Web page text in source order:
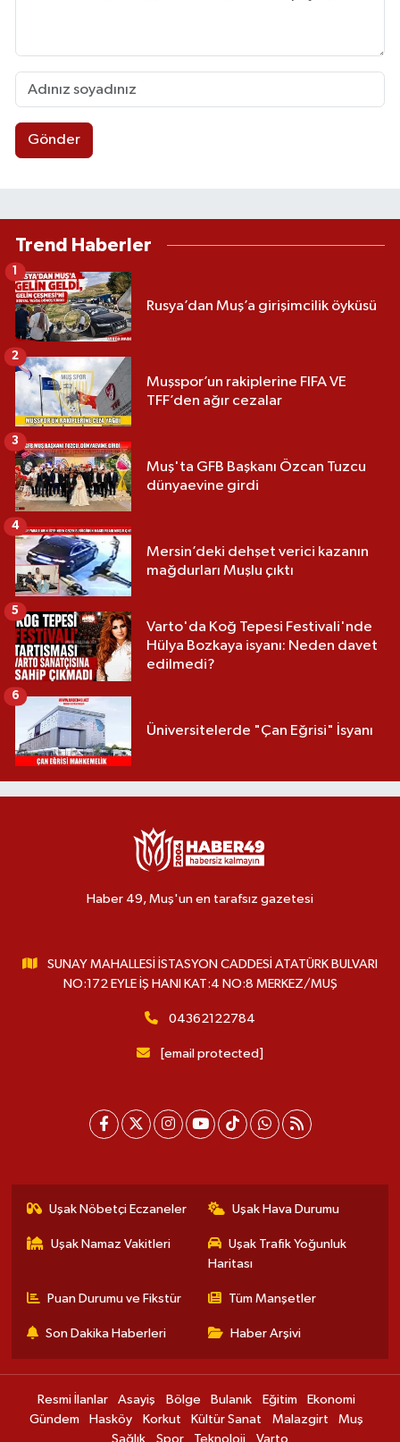
Gönder
Trend Haberler
Rusya’dan Muş’a girişimcilik öyküsü
1
Muşspor’un rakiplerine FIFA VE
TFF’den ağır cezalar
2
Muş'ta GFB Başkanı Özcan Tuzcu
dünyaevine girdi
3
Mersin’deki dehşet verici kazanın
mağdurları Muşlu çıktı
4
Varto'da Koğ Tepesi Festivali'nde
Hülya Bozkaya isyanı: Neden davet
edilmedi?
5
Üniversitelerde "Çan Eğrisi" İsyanı
6
Haber 49, Muş'un en tarafsız gazetesi
SUNAY MAHALLESİ İSTASYON CADDESİ ATATÜRK BULVARI
NO:172 EYLE İŞ HANI KAT:4 NO:8 MERKEZ/MUŞ
04362122784
[email protected]
Uşak Nöbetçi Eczaneler Uşak Hava Durumu
Uşak Namaz Vakitleri
Uşak Trafik Yoğunluk
Haritası
Puan Durumu ve Fikstür Tüm Manşetler
Son Dakika Haberleri Haber Arşivi
Resmi İlanlar Asayiş Bölge Bulanık Eğitim
Ekonomi
Gündem
Hasköy Korkut Kültür Sanat Malazgirt
Muş
Sağlık
Spor Teknoloji Varto